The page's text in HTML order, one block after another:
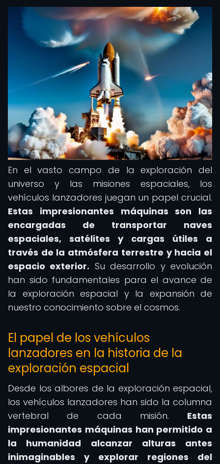
En el vasto campo de la exploración del
universo y las misiones espaciales, los
vehículos lanzadores juegan un papel crucial.
Estas impresionantes máquinas son las
encargadas de transportar naves
espaciales, satélites y cargas útiles a
través de la atmósfera terrestre y hacia el
espacio exterior. Su desarrollo y evolución
han sido fundamentales para el avance de
la exploración espacial y la expansión de
nuestro conocimiento sobre el cosmos.
El papel de los vehículos
lanzadores en la historia de la
exploración espacial
Desde los albores de la exploración espacial,
los vehículos lanzadores han sido la columna
vertebral de cada misión. Estas
impresionantes máquinas han permitido a
la humanidad alcanzar alturas antes
inimaginables y explorar regiones del